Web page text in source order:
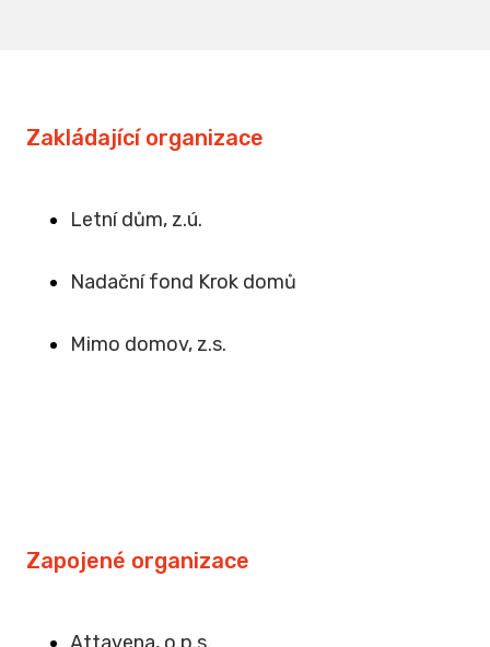
Zakládající organizace
Letní dům, z.ú.
Nadační fond Krok domů
Mimo domov, z.s.
Zapojené organizace